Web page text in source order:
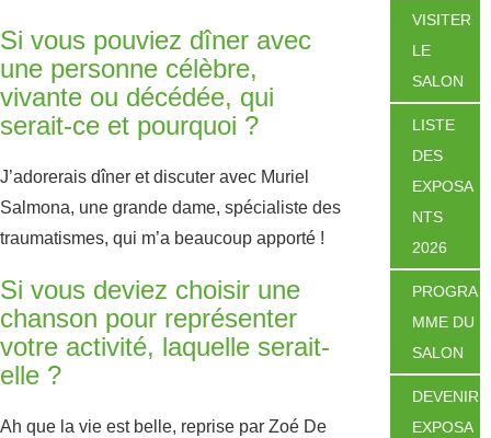
Si vous pouviez dîner avec
une personne célèbre,
vivante ou décédée, qui
serait-ce et pourquoi ?
J’adorerais dîner et discuter avec Muriel
Salmona, une grande dame, spécialiste des
traumatismes, qui m’a beaucoup apporté !
Si vous deviez choisir une
chanson pour représenter
votre activité, laquelle serait-
elle ?
Ah que la vie est belle, reprise par Zoé De
VISITER
LE
SALON
LISTE
DES
EXPOSA
NTS
2026
PROGRA
MME DU
SALON
DEVENIR
EXPOSA